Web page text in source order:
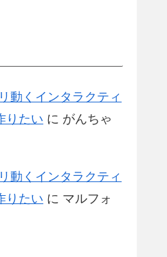
動くインタラクティ
りたい に がんちゃ
動くインタラクティ
りたい に マルフォ